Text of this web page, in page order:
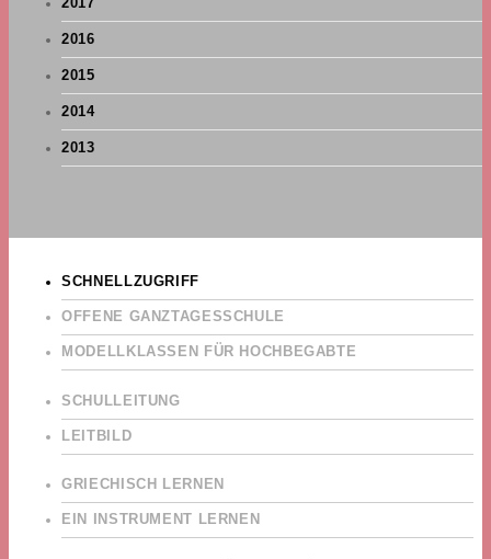
2017
2016
2015
2014
2013
SCHNELLZUGRIFF
OFFENE GANZTAGESSCHULE
MODELLKLASSEN FÜR HOCHBEGABTE
SCHULLEITUNG
LEITBILD
GRIECHISCH LERNEN
EIN INSTRUMENT LERNEN